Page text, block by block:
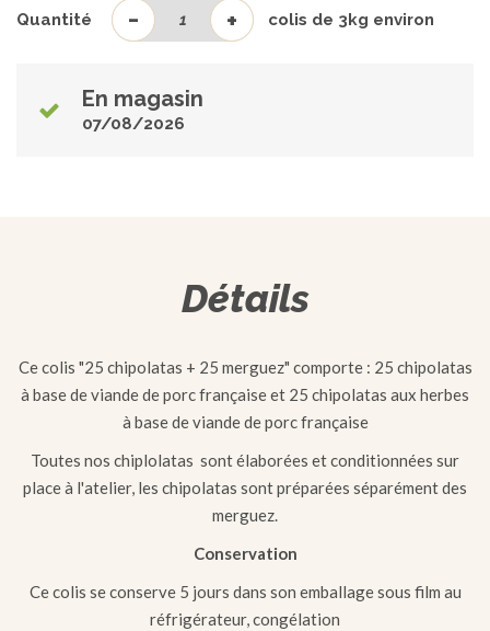
Quantité - + colis de 3kg environ
En magasin
07/08/2026
Détails
Ce colis "25 chipolatas + 25 merguez" comporte : 25 chipolatas
à base de viande de porc française et 25 chipolatas aux herbes
à base de viande de porc française
Toutes nos chiplolatas sont élaborées et conditionnées sur
place à l'atelier, les chipolatas sont préparées séparément des
merguez.
Conservation
Ce colis se conserve 5 jours dans son emballage sous film au
réfrigérateur, congélation